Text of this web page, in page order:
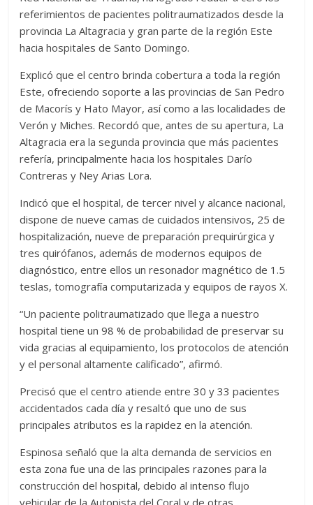
referimientos de pacientes politraumatizados desde la
provincia La Altagracia y gran parte de la región Este
hacia hospitales de Santo Domingo.
Explicó que el centro brinda cobertura a toda la región
Este, ofreciendo soporte a las provincias de San Pedro
de Macorís y Hato Mayor, así como a las localidades de
Verón y Miches. Recordó que, antes de su apertura, La
Altagracia era la segunda provincia que más pacientes
refería, principalmente hacia los hospitales Darío
Contreras y Ney Arias Lora.
Indicó que el hospital, de tercer nivel y alcance nacional,
dispone de nueve camas de cuidados intensivos, 25 de
hospitalización, nueve de preparación prequirúrgica y
tres quirófanos, además de modernos equipos de
diagnóstico, entre ellos un resonador magnético de 1.5
teslas, tomografía computarizada y equipos de rayos X.
“Un paciente politraumatizado que llega a nuestro
hospital tiene un 98 % de probabilidad de preservar su
vida gracias al equipamiento, los protocolos de atención
y el personal altamente calificado”, afirmó.
Precisó que el centro atiende entre 30 y 33 pacientes
accidentados cada día y resaltó que uno de sus
principales atributos es la rapidez en la atención.
Espinosa señaló que la alta demanda de servicios en
esta zona fue una de las principales razones para la
construcción del hospital, debido al intenso flujo